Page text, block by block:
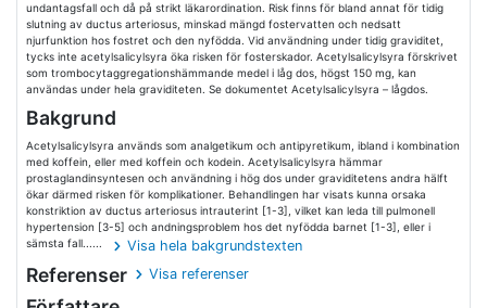
undantagsfall och då på strikt läkarordination. Risk finns för bland annat för tidig
slutning av ductus arteriosus, minskad mängd fostervatten och nedsatt
njurfunktion hos fostret och den nyfödda. Vid användning under tidig graviditet,
tycks inte acetylsalicylsyra öka risken för fosterskador. Acetylsalicylsyra förskrivet
som trombocytaggregationshämmande medel i låg dos, högst 150 mg, kan
användas under hela graviditeten. Se dokumentet Acetylsalicylsyra – lågdos.
Bakgrund
Acetylsalicylsyra används som analgetikum och antipyretikum, ibland i kombination
med koffein, eller med koffein och kodein. Acetylsalicylsyra hämmar
prostaglandinsyntesen och användning i hög dos under graviditetens andra hälft
ökar därmed risken för komplikationer. Behandlingen har visats kunna orsaka
konstriktion av ductus arteriosus intrauterint [1-3], vilket kan leda till pulmonell
hypertension [3-5] och andningsproblem hos det nyfödda barnet [1-3], eller i
sämsta fall......
Visa hela bakgrundstexten
Referenser Visa referenser